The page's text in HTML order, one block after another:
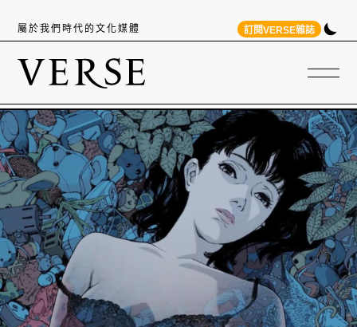
屬於我們時代的文化媒體 訂閱VERSE雜誌